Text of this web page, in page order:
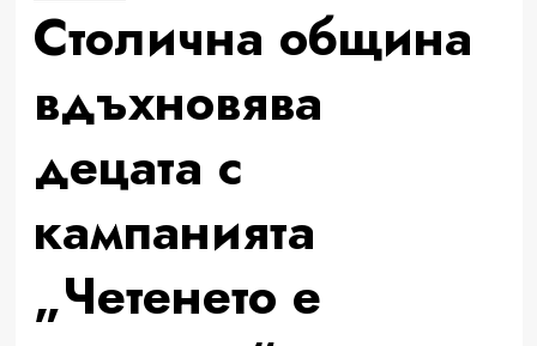
Столична община
вдъхновява
децата с
кампанията
„Четенето е